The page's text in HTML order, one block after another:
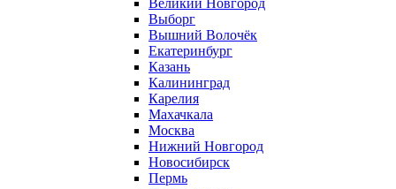
Великий Новгород
Выборг
Вышний Волочёк
Екатеринбург
Казань
Калининград
Карелия
Махачкала
Москва
Нижний Новгород
Новосибирск
Пермь